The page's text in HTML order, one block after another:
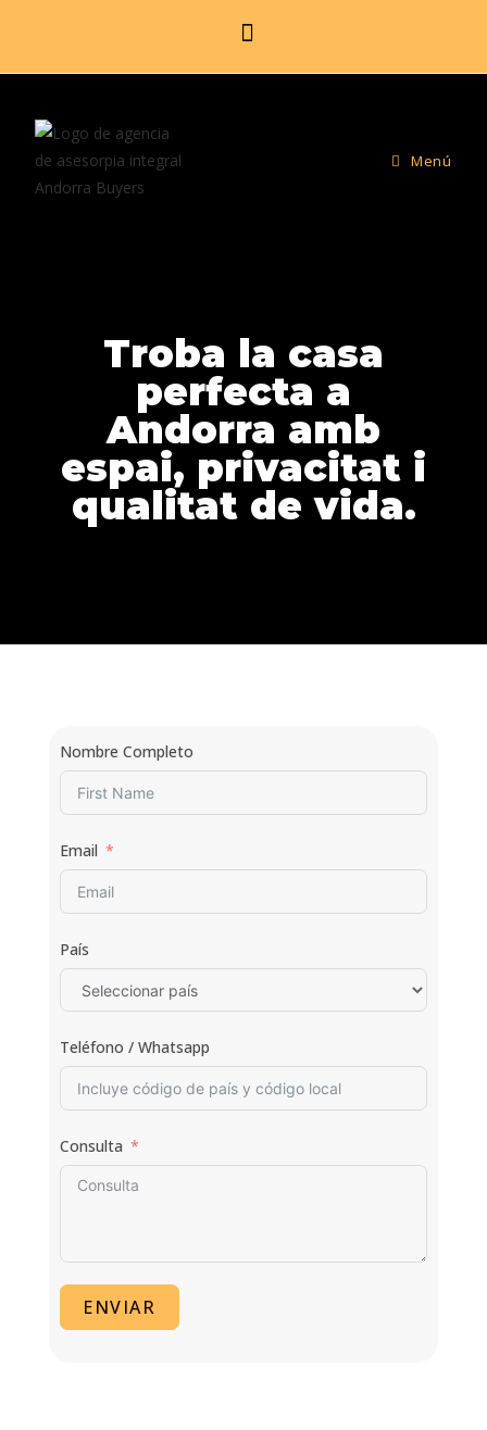
Menú
Troba la casa
perfecta a
Andorra amb
espai, privacitat i
qualitat de vida.
Nombre Completo
Email
País
Teléfono / Whatsapp
Consulta
ENVIAR